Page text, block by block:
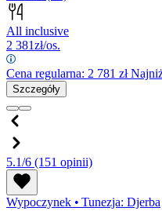
All inclusive
2 381zł/os.
Cena regularna: 2 781 zł
Szczegóły
5.1/6 (151 opinii)
Wypoczynek • Tunezja: Djerba